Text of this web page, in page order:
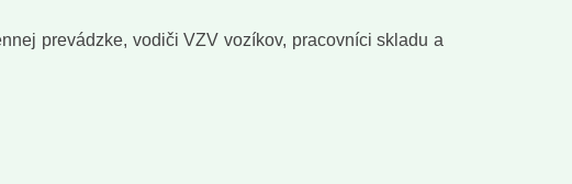
prevádzke, vodiči VZV vozíkov, pracovníci skladu a